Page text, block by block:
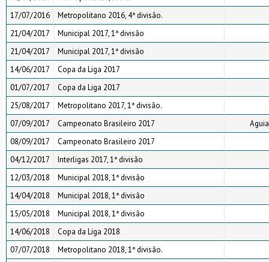
17/07/2016
Metropolitano 2016, 4ª divisão.
21/04/2017
Municipal 2017, 1ª divisão
21/04/2017
Municipal 2017, 1ª divisão
14/06/2017
Copa da Liga 2017
01/07/2017
Copa da Liga 2017
25/08/2017
Metropolitano 2017, 1ª divisão.
07/09/2017
Campeonato Brasileiro 2017
08/09/2017
Campeonato Brasileiro 2017
04/12/2017
Interligas 2017, 1ª divisão
12/03/2018
Municipal 2018, 1ª divisão
14/04/2018
Municipal 2018, 1ª divisão
15/05/2018
Municipal 2018, 1ª divisão
14/06/2018
Copa da Liga 2018
07/07/2018
Metropolitano 2018, 1ª divisão.